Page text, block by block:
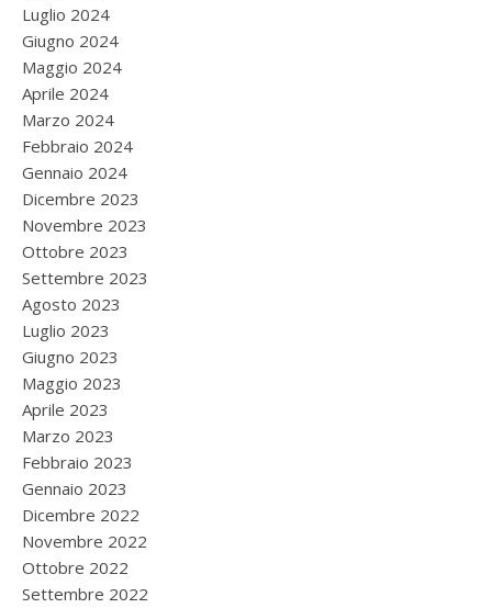
Luglio 2024
Giugno 2024
Maggio 2024
Aprile 2024
Marzo 2024
Febbraio 2024
Gennaio 2024
Dicembre 2023
Novembre 2023
Ottobre 2023
Settembre 2023
Agosto 2023
Luglio 2023
Giugno 2023
Maggio 2023
Aprile 2023
Marzo 2023
Febbraio 2023
Gennaio 2023
Dicembre 2022
Novembre 2022
Ottobre 2022
Settembre 2022